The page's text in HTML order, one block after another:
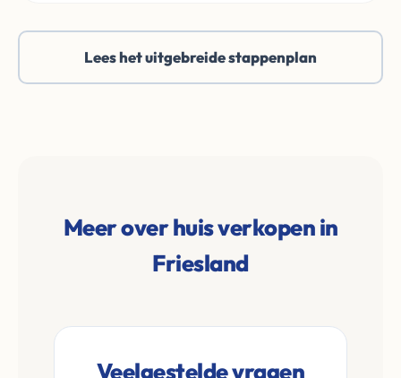
Lees het uitgebreide stappenplan
Meer over huis verkopen in
Friesland
Veelgestelde vragen